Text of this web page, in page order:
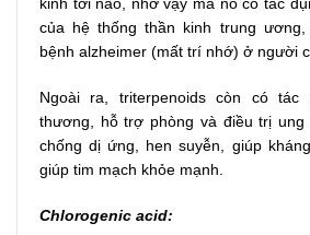
của hệ thống thần kinh trung
bệnh alzheimer (mất trí nhớ) ở người
Ngoài ra, triterpenoids còn có
thương, hỗ trợ phòng và điều trị ung
chống dị ứng, hen suyễn, giúp
giúp tim mạch khỏe mạnh.
Chlorogenic acid: